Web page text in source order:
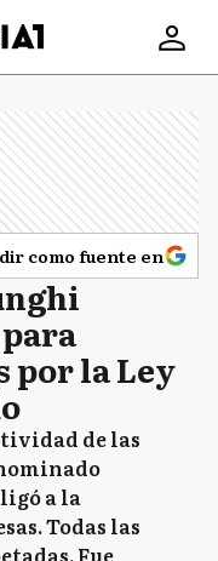
como fuente en
por la Ley
de las
a la
Todas las
Fue